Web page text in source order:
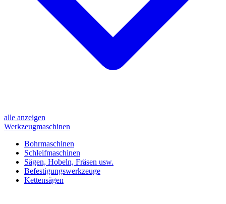
alle anzeigen
Werkzeugmaschinen
Bohrmaschinen
Schleifmaschinen
Sägen, Hobeln, Fräsen usw.
Befestigungswerkzeuge
Kettensägen